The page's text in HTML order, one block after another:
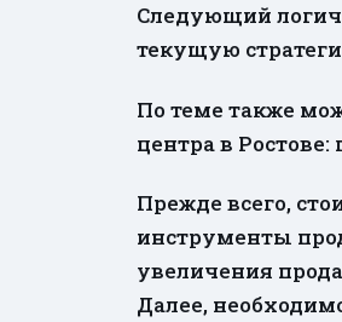
Следующий
текущую
По теме также
центра в
Прежде всего,
инструменты
увеличения
Далее,